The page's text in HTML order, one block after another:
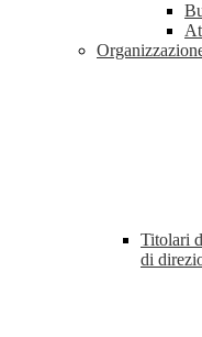
Titolari
di